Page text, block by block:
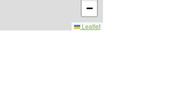
−
Leaflet